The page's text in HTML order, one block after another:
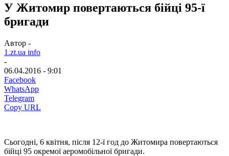
У Житомир повертаються бійці 95-ї
бригади
Автор -
1.zt.ua info
-
06.04.2016 - 9:01
Facebook
WhatsApp
Telegram
Copy URL
Сьогодні, 6 квітня, після 12-ї год до Житомира повертаються
бійці 95 окремої аеромобільної бригади.